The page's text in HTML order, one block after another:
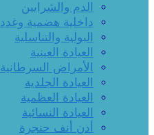
الدم والشرايين
داخلية هضمية وغدد
البولية والتناسلية
العيادة العينية
الأمراض السرطانية
العيادة الجلدية
العيادة العظمية
العيادة النسائية
أذن أنف حنجرة